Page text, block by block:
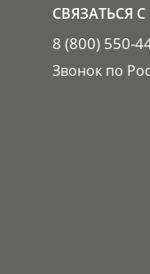
СВЯЗАТЬСЯ
8 (800) 550-
Звонок по